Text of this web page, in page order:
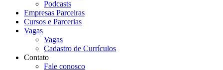
Podcasts
Empresas Parceiras
Cursos e Parcerias
Vagas
Vagas
Cadastro de Currículos
Contato
Fale conosco